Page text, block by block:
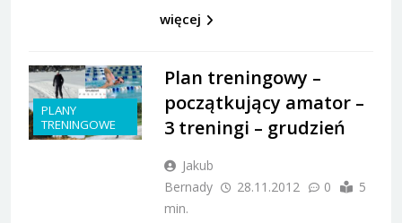
więcej
PLANY
TRENINGOWE
Plan treningowy –
początkujący amator –
3 treningi – grudzień
Jakub
Bernady
28.11.2012 0
5
min.